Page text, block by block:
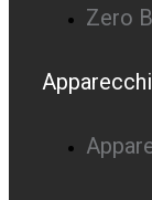
Zero